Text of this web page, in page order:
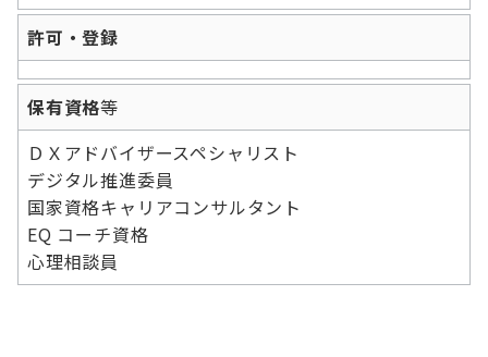
許可・登録
保有資格等
ＤＸアドバイザースペシャリスト
デジタル推進委員
国家資格キャリアコンサルタント
EQ コーチ資格
心理相談員